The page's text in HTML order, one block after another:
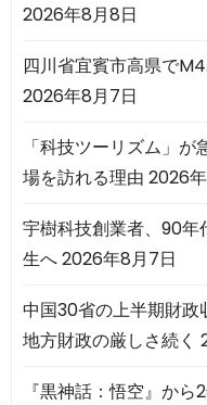
2026年8月8日
四川省宜賓市高県で
2026年8月7日
「科技ツーリズム」
場を訪れる理由 2026
宇樹科技創業者、90年
生へ2026年8月7日
中国30省の上半期財
地方財政の厳しさ続く
『黒神話：悟空』か